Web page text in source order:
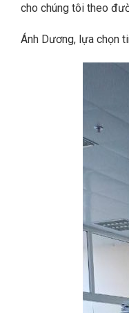
cho chúng tôi theo
Ánh Dương, lựa chọn